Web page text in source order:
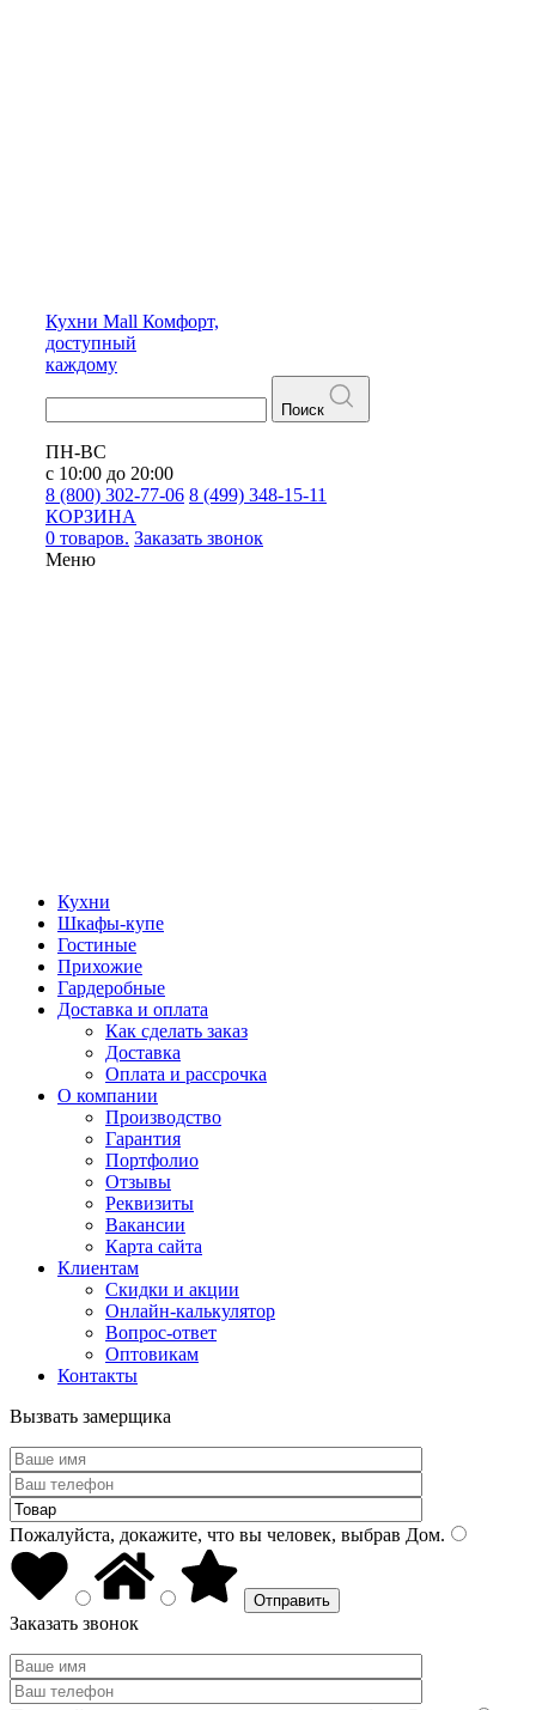
Кухни Mall Комфорт,
доступный
каждому
Поиск
ПН-ВС
с 10:00 до 20:00
8 (800) 302-77-06 8 (499) 348-15-11
КОРЗИНА
0 товаров. Заказать звонок
Меню
Кухни
Шкафы-купе
Гостиные
Прихожие
Гардеробные
Доставка и оплата
Как сделать заказ
Доставка
Оплата и рассрочка
О компании
Производство
Гарантия
Портфолио
Отзывы
Реквизиты
Вакансии
Карта сайта
Клиентам
Скидки и акции
Онлайн-калькулятор
Вопрос-ответ
Оптовикам
Контакты
Вызвать замерщика
Пожалуйста, докажите, что вы человек, выбрав Дом.
Заказать звонок